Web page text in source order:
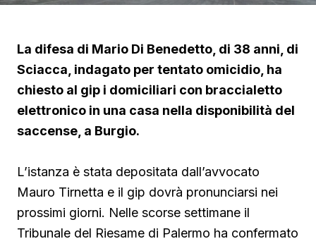
La difesa di Mario Di Benedetto, di 38 anni, di
Sciacca, indagato per tentato omicidio, ha
chiesto al gip i domiciliari con braccialetto
elettronico in una casa nella disponibilità del
saccense, a Burgio.
L’istanza è stata depositata dall’avvocato
Mauro Tirnetta e il gip dovrà pronunciarsi nei
prossimi giorni. Nelle scorse settimane il
Tribunale del Riesame di Palermo ha confermato